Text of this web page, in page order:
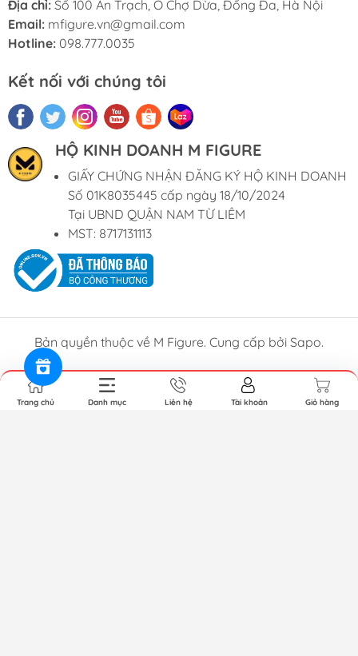
Địa chỉ: Số 100 An Trạch, Ô Chợ Dừa, Đống Đa, Hà Nội
Email: mfigure.vn@gmail.com
Hotline: 098.777.0035
Kết nối với chúng tôi
HỘ KINH DOANH M FIGURE
GIẤY CHỨNG NHẬN ĐĂNG KÝ HỘ KINH DOANH
Số 01K8035445 cấp ngày 18/10/2024
Tại UBND QUẬN NAM TỪ LIÊM
MST: 8717131113
Bản quyền thuộc về M Figure. Cung cấp bởi Sapo.
Trang chủ Danh mục Liên hệ Tài khoản Giỏ hàng